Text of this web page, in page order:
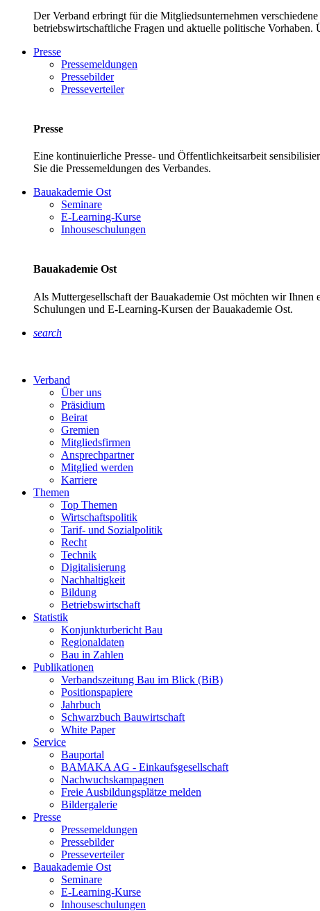
Der Verband erbringt für die Mitgliedsunternehmen
betriebswirtschaftliche Fragen und aktuelle politische
Presse
Pressemeldungen
Pressebilder
Presseverteiler
Presse
Eine kontinuierliche Presse- und Öffentlichkeitsarbeit
Sie die Pressemeldungen des Verbandes.
Bauakademie Ost
Seminare
E-Learning-Kurse
Inhouseschulungen
Bauakademie Ost
Als Muttergesellschaft der Bauakademie Ost möchten wir Ihnen
Schulungen und E-Learning-Kursen der Bauakademie Ost.
search
Verband
Über uns
Präsidium
Beirat
Gremien
Mitgliedsfirmen
Ansprechpartner
Mitglied werden
Karriere
Themen
Top Themen
Wirtschaftspolitik
Tarif- und Sozialpolitik
Recht
Technik
Digitalisierung
Nachhaltigkeit
Bildung
Betriebswirtschaft
Statistik
Konjunkturbericht Bau
Regionaldaten
Bau in Zahlen
Publikationen
Verbandszeitung Bau im Blick (BiB)
Positionspapiere
Jahrbuch
Schwarzbuch Bauwirtschaft
White Paper
Service
Bauportal
BAMAKA AG - Einkaufsgesellschaft
Nachwuchskampagnen
Freie Ausbildungsplätze melden
Bildergalerie
Presse
Pressemeldungen
Pressebilder
Presseverteiler
Bauakademie Ost
Seminare
E-Learning-Kurse
Inhouseschulungen